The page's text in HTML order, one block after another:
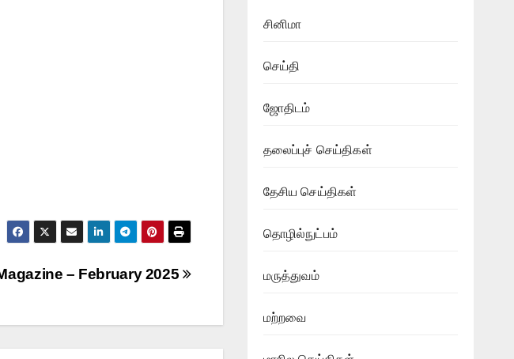
– February 2025
சினிமா
செய்தி
ஜோதிடம்
தலைப்புச் செய்திகள்
தேசிய செய்திகள்
தொழில்நுட்பம்
மருத்துவம்
மற்றவை